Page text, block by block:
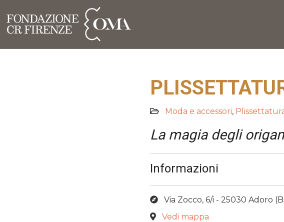
Moda e accessori,
La magia degli
Informazioni
Via Zocco, 6/i - 25030 Adoro
Vedi mappa